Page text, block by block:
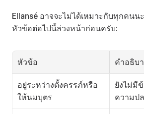
Ellansé อาจจะไม่ได้เหมาะกับทุกคนน
หัวข้อต่อไปนี้ล่วงหน้าก่อนครับ:
หัวข้อ คำอธิบ
อยู่ระหว่างตั้งครรภ์หรือ
ให้นมบุตร
ยังไม่มี
ความป